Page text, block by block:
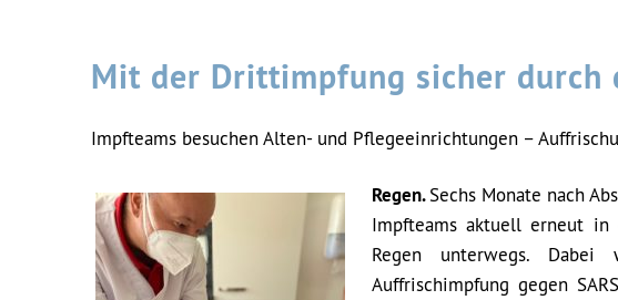
Mit der Drittimpfung sicher durch
Impfteams besuchen Alten- und Pflegeeinrichtungen –
Regen.Sechs Monate nach
Impfteams aktuell erneut in
Regen unterwegs.
Auffrischimpfung gegen